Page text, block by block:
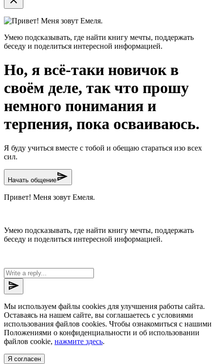
Привет! Меня зовут Емеля.
Умею подсказывать, где найти книгу мечты, поддержать
беседу и поделиться интересной информацией.
Но, я всё-таки новичок в
своём деле, так что прошу
немного понимания и
терпения, пока осваиваюсь.
Я буду учиться вместе с тобой и обещаю стараться изо всех
сил.
Начать общениеsend
Привет! Меня зовут Емеля.
Умею подсказывать, где найти книгу мечты, поддержать
беседу и поделиться интересной информацией.
send
Мы используем файлы cookies для улучшения работы сайта.
Оставаясь на нашем сайте, вы соглашаетесь с условиями
использования файлов cookies. Чтобы ознакомиться с нашими
Положениями о конфиденциальности и об использовании
файлов cookie, нажмите здесь.
Я согласен